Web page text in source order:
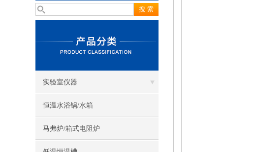
实验室仪器
恒温水浴锅/水箱
马弗炉/箱式电阻炉